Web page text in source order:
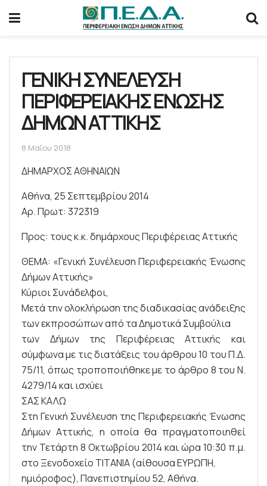
ΓΕΝΙΚΗ ΣΥΝΕΛΕΥΣΗ
ΠΕΡΙΦΕΡΕΙΑΚΗΣ ΕΝΩΣΗΣ
ΔΗΜΩΝ ΑΤΤΙΚΗΣ
8 Μαΐου 2018
ΔΗΜΑΡΧΟΣ ΑΘΗΝΑΙΩΝ
Αθήνα, 25 Σεπτεμβρίου 2014
Αρ. Πρωτ: 372319
Προς: τους κ.κ. δημάρχους Περιφέρειας Αττικής
ΘΕΜΑ: «Γενική Συνέλευση Περιφερειακής Ένωσης
Δήμων Αττικής»
Κύριοι Συνάδελφοι,
Μετά την ολοκλήρωση της διαδικασίας ανάδειξης
των εκπροσώπων από τα Δημοτικά Συμβούλια
των Δήμων της Περιφέρειας Αττικής και
σύμφωνα με τις διατάξεις του άρθρου 10 του Π.Δ.
75/11, όπως τροποποιήθηκε με το άρθρο 8 του Ν.
4279/14 και ισχύει
ΣΑΣ ΚΑΛΩ
Στη Γενική Συνέλευση της Περιφερειακής Ένωσης
Δήμων Αττικής, η οποία θα πραγματοποιηθεί
την Τετάρτη 8 Οκτωβρίου 2014 και ώρα 10:30 π.μ.
στο Ξενοδοχείο ΤΙΤΑΝΙΑ (αίθουσα ΕΥΡΩΠΗ,
ημιόροφος), Πανεπιστημίου 52, Αθήνα.